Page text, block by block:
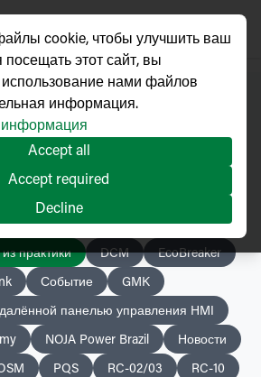
практики DCM EcoBreaker
Событие GMK
панелью управления HMI
NOJA Power Brazil Новости
PQS RC-02/03 RC-10
cookie, чтобы улучшить ваш
этот сайт, вы
использование нами файлов
информация.
информация
Accept all
Accept required
Decline